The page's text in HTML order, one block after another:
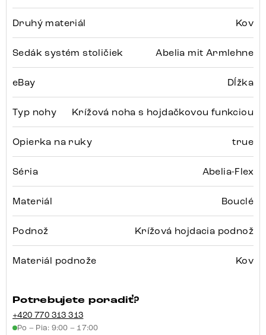
Druhý materiál Kov
Sedák systém stoličiek Abelia mit Armlehne
eBay Dĺžka
Typ nohy Krížová noha s hojdačkovou funkciou
Opierka na ruky true
Séria Abelia-Flex
Materiál Bouclé
Podnož Krížová hojdacia podnož
Materiál podnože Kov
Potrebujete poradiť?
+420 770 313 313
Po – Pia: 9:00 – 17:00